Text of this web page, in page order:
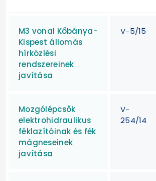
M3 vonal Kőbánya-
Kispest állomás
hírközlési
rendszereinek
javítása
V-5/15
Mozgólépcsők
elektrohidraulikus
féklazítóinak és fék
mágneseinek
javítása
V-
254/14